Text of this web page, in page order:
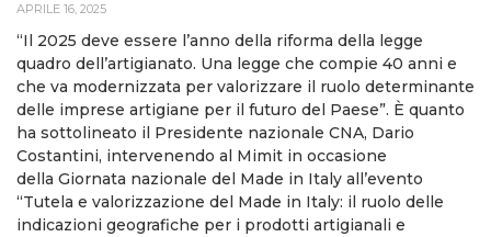
APRILE 16, 2025
“Il 2025 deve essere l’anno della riforma della legge
quadro dell’artigianato. Una legge che compie 40 anni e
che va modernizzata per valorizzare il ruolo determinante
delle imprese artigiane per il futuro del Paese”. È quanto
ha sottolineato il Presidente nazionale CNA, Dario
Costantini, intervenendo al Mimit in occasione
della Giornata nazionale del Made in Italy all’evento
“Tutela e valorizzazione del Made in Italy: il ruolo delle
indicazioni geografiche per i prodotti artigianali e